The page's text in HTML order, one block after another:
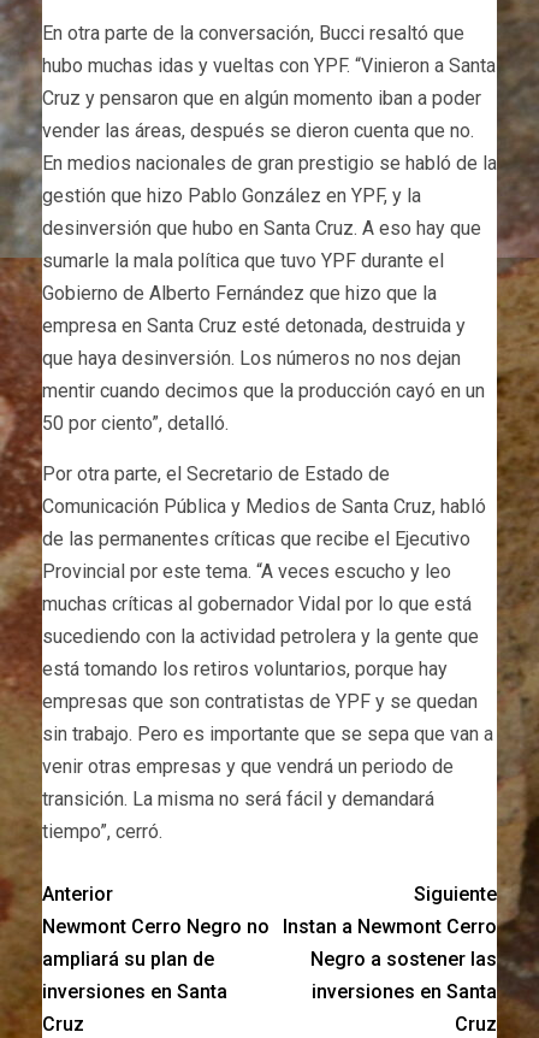
En otra parte de la conversación, Bucci resaltó que
hubo muchas idas y vueltas con YPF. “Vinieron a Santa
Cruz y pensaron que en algún momento iban a poder
vender las áreas, después se dieron cuenta que no.
En medios nacionales de gran prestigio se habló de la
gestión que hizo Pablo González en YPF, y la
desinversión que hubo en Santa Cruz. A eso hay que
sumarle la mala política que tuvo YPF durante el
Gobierno de Alberto Fernández que hizo que la
empresa en Santa Cruz esté detonada, destruida y
que haya desinversión. Los números no nos dejan
mentir cuando decimos que la producción cayó en un
50 por ciento”, detalló.
Por otra parte, el Secretario de Estado de
Comunicación Pública y Medios de Santa Cruz, habló
de las permanentes críticas que recibe el Ejecutivo
Provincial por este tema. “A veces escucho y leo
muchas críticas al gobernador Vidal por lo que está
sucediendo con la actividad petrolera y la gente que
está tomando los retiros voluntarios, porque hay
empresas que son contratistas de YPF y se quedan
sin trabajo. Pero es importante que se sepa que van a
venir otras empresas y que vendrá un periodo de
transición. La misma no será fácil y demandará
tiempo”, cerró.
Anterior
Newmont Cerro Negro no
ampliará su plan de
inversiones en Santa
Cruz
Siguiente
Instan a Newmont Cerro
Negro a sostener las
inversiones en Santa
Cruz